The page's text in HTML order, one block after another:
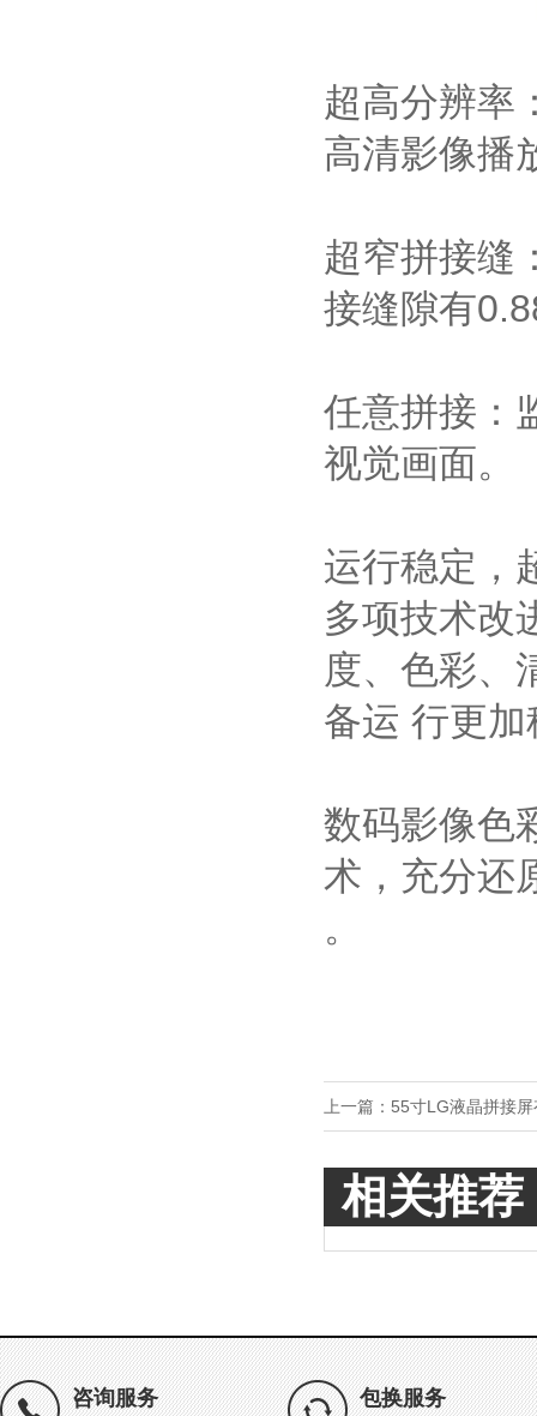
超高分辨率
高清影像播
超窄拼接缝
接缝隙有
任意拼接：
视觉画面。
运行稳定，
多项技术改
度、色彩、
备运 行更
数码影像色
术，充分还
。
上一篇： 55寸LG液晶拼接
相关推荐
咨询服务 包换服务